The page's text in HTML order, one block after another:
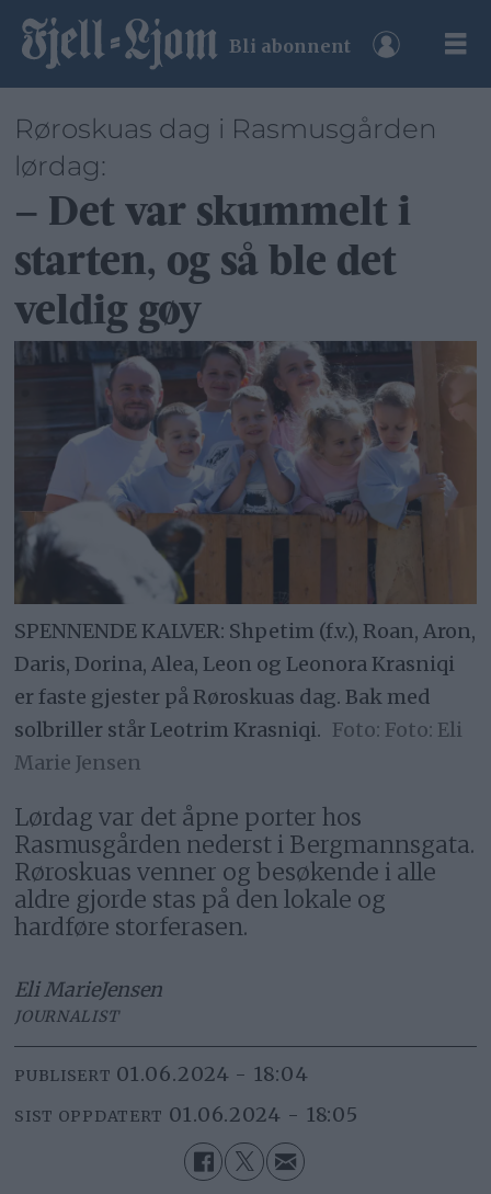
Bli abonnent
Røroskuas dag i Rasmusgården
lørdag:
– Det var skummelt i
starten, og så ble det
veldig gøy
SPENNENDE KALVER: Shpetim (f.v.), Roan, Aron,
Daris, Dorina, Alea, Leon og Leonora Krasniqi
er faste gjester på Røroskuas dag. Bak med
solbriller står Leotrim Krasniqi.
Foto: Eli
Marie Jensen
Lørdag var det åpne porter hos
Rasmusgården nederst i Bergmannsgata.
Røroskuas venner og besøkende i alle
aldre gjorde stas på den lokale og
hardføre storferasen.
Eli MarieJensen
JOURNALIST
PUBLISERT 01.06.2024 - 18:04
SIST OPPDATERT 01.06.2024 - 18:05